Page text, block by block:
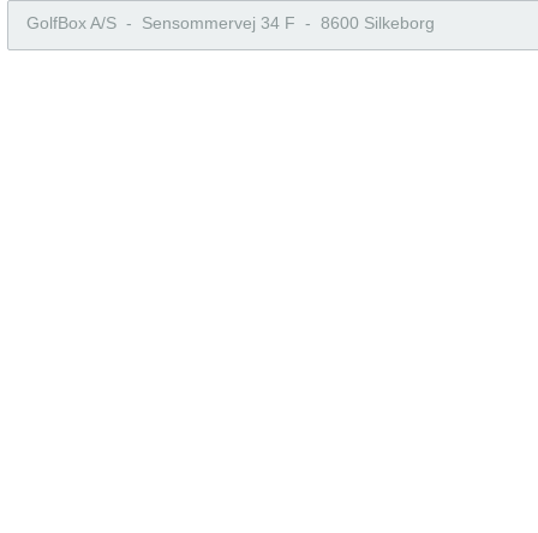
GolfBox A/S - Sensommervej 34 F - 8600 Silkeborg